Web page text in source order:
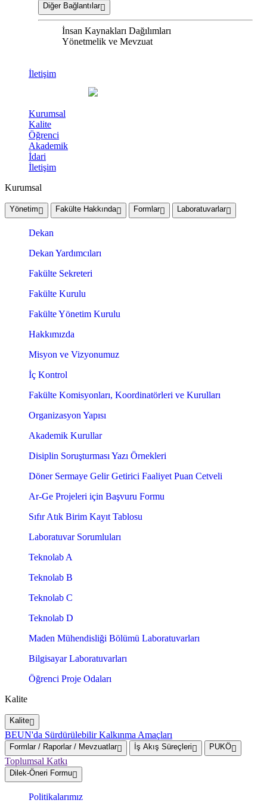
Diğer Bağlantılar
İnsan Kaynakları Dağılımları
Yönetmelik ve Mevzuat
İletişim
Kurumsal
Kalite
Öğrenci
Akademik
İdari
İletişim
Kurumsal
Yönetim Fakülte Hakkında Formlar Laboratuvarlar
Dekan
Dekan Yardımcıları
Fakülte Sekreteri
Fakülte Kurulu
Fakülte Yönetim Kurulu
Hakkımızda
Misyon ve Vizyonumuz
İç Kontrol
Fakülte Komisyonları, Koordinatörleri ve Kurulları
Organizasyon Yapısı
Akademik Kurullar
Disiplin Soruşturması Yazı Örnekleri
Döner Sermaye Gelir Getirici Faaliyet Puan Cetveli
Ar-Ge Projeleri için Başvuru Formu
Sıfır Atık Birim Kayıt Tablosu
Laboratuvar Sorumluları
Teknolab A
Teknolab B
Teknolab C
Teknolab D
Maden Mühendisliği Bölümü Laboratuvarları
Bilgisayar Laboratuvarları
Öğrenci Proje Odaları
Kalite
Kalite
BEUN'da Sürdürülebilir Kalkınma Amaçları
Formlar / Raporlar / Mevzuatlar İş Akış Süreçleri PUKÖ
Toplumsal Katkı
Dilek-Öneri Formu
Politikalarımız